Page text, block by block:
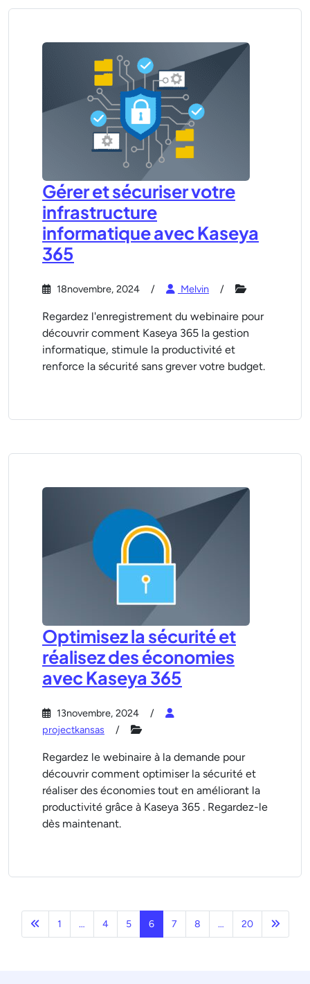
Gérer et sécuriser votre
infrastructure
informatique avec Kaseya
365
18novembre, 2024 Melvin
Regardez l'enregistrement du webinaire pour
découvrir comment Kaseya 365 la gestion
informatique, stimule la productivité et
renforce la sécurité sans grever votre budget.
Optimisez la sécurité et
réalisez des économies
avec Kaseya 365
13novembre, 2024
projectkansas
Regardez le webinaire à la demande pour
découvrir comment optimiser la sécurité et
réaliser des économies tout en améliorant la
productivité grâce à Kaseya 365 . Regardez-le
dès maintenant.
Précédent
1 … 4 5 6 7 8 … 20 Page